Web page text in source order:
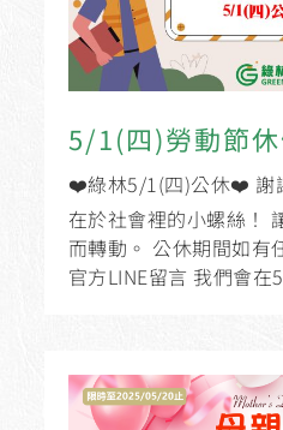
5/1(四)勞動節
❤️綠林5/1(四)公休❤️ 謝
在於社會裡的小螺絲！
而轉動。 公休期間如有任何問題，歡迎先在
官方LINE留言 我們會